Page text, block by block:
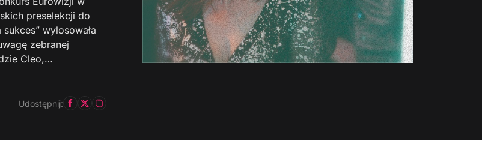
preselekcji do
wylosowała
zebranej
Cleo,…
Udostępnij: